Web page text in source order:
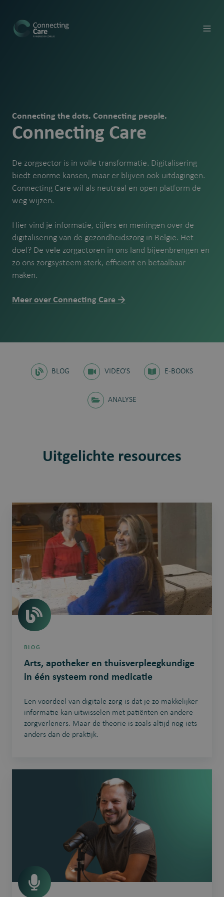
Connecting the dots. Connecting people.
Connecting Care
De zorgsector is in volle transformatie. Digitalisering
biedt enorme kansen, maar er blijven ook uitdagingen.
Connecting Care wil als neutraal en open platform de
weg wijzen.
Hier vind je informatie, cijfers en meningen over de
digitalisering van de gezondheidszorg in België. Het
doel? De vele zorgactoren in ons land bijeenbrengen en
zo ons zorgsysteem sterk, efficiënt en betaalbaar
maken.
Meer over Connecting Care →
BLOG VIDEO'S E-BOOKS
ANALYSE
Uitgelichte resources
apotheker
en
thuisverpleegkundige
één
systeem
rond
medicatie
BLOG
Arts, apotheker en thuisverpleegkundige
in één systeem rond medicatie
Een voordeel van digitale zorg is dat je zo makkelijker
informatie kan uitwisselen met patiënten en andere
zorgverleners. Maar de theorie is zoals altijd nog iets
anders dan de praktijk.